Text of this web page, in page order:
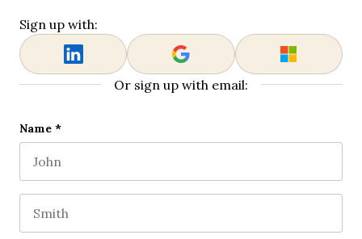
Sign up with:
Or sign up with email:
Facebook
This field is for validation purposes and should be
Name*